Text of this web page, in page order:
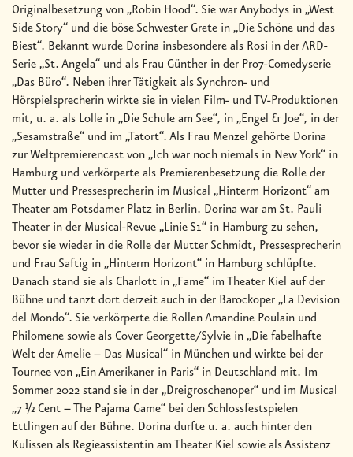
Originalbesetzung von „Robin Hood“. Sie war Anybodys in „West
Side Story“ und die böse Schwester Grete in „Die Schöne und das
Biest“. Bekannt wurde Dorina insbesondere als Rosi in der ARD-
Serie „St. Angela“ und als Frau Günther in der Pro7-Comedyserie
„Das Büro“. Neben ihrer Tätigkeit als Synchron- und
Hörspielsprecherin wirkte sie in vielen Film- und TV-Produktionen
mit, u. a. als Lolle in „Die Schule am See“, in „Engel & Joe“, in der
„Sesamstraße“ und im „Tatort“. Als Frau Menzel gehörte Dorina
zur Weltpremierencast von „Ich war noch niemals in New York“ in
Hamburg und verkörperte als Premierenbesetzung die Rolle der
Mutter und Pressesprecherin im Musical „Hinterm Horizont“ am
Theater am Potsdamer Platz in Berlin. Dorina war am St. Pauli
Theater in der Musical-Revue „Linie S1“ in Hamburg zu sehen,
bevor sie wieder in die Rolle der Mutter Schmidt, Pressesprecherin
und Frau Saftig in „Hinterm Horizont“ in Hamburg schlüpfte.
Danach stand sie als Charlott in „Fame“ im Theater Kiel auf der
Bühne und tanzt dort derzeit auch in der Barockoper „La Devision
del Mondo“. Sie verkörperte die Rollen Amandine Poulain und
Philomene sowie als Cover Georgette/Sylvie in „Die fabelhafte
Welt der Amelie – Das Musical“ in München und wirkte bei der
Tournee von „Ein Amerikaner in Paris“ in Deutschland mit. Im
Sommer 2022 stand sie in der „Dreigroschenoper“ und im Musical
„7 ½ Cent – The Pajama Game“ bei den Schlossfestspielen
Ettlingen auf der Bühne. Dorina durfte u. a. auch hinter den
Kulissen als Regieassistentin am Theater Kiel sowie als Assistenz